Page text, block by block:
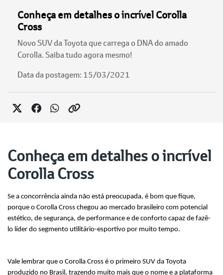
Conheça em detalhes o incrível Corolla
Cross
Novo SUV da Toyota que carrega o DNA do amado
Corolla. Saiba tudo agora mesmo!
Data da postagem: 15/03/2021
Conheça em detalhes o incrível
Corolla Cross
Se a concorrência ainda não está preocupada, é bom que fique,
porque o Corolla Cross chegou ao mercado brasileiro com potencial
estético, de segurança, de performance e de conforto capaz de fazê-
lo líder do segmento utilitário-esportivo por muito tempo.
Vale lembrar que o Corolla Cross é o primeiro SUV da Toyota
produzido no Brasil, trazendo muito mais que o nome e a plataforma